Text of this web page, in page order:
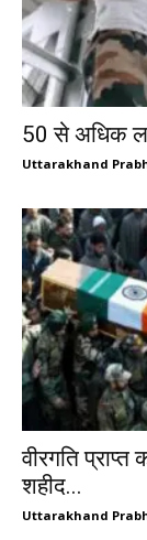
50 से अधिक
Uttarakhand
वीरगति
शहीद...
Uttarakhand